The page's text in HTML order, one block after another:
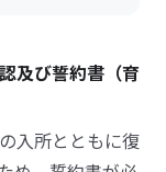
及び誓約書（育
入所とともに復